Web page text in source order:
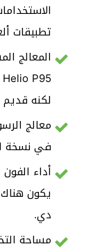
تطبيقات
لكنه
في نسخة
أداء الفون
يكون هناك
دي.